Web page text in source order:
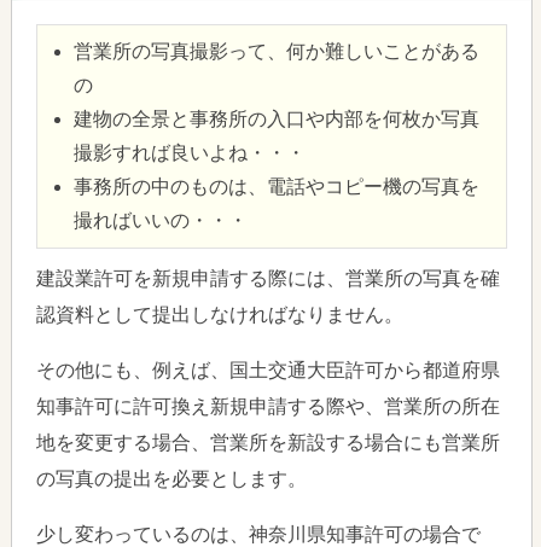
営業所の写真撮影って、何か難しいことがある
の
建物の全景と事務所の入口や内部を何枚か写真
撮影すれば良いよね・・・
事務所の中のものは、電話やコピー機の写真を
撮ればいいの・・・
建設業許可を新規申請する際には、営業所の写真を確
認資料として提出しなければなりません。
その他にも、例えば、国土交通大臣許可から都道府県
知事許可に許可換え新規申請する際や、営業所の所在
地を変更する場合、営業所を新設する場合にも営業所
の写真の提出を必要とします。
少し変わっているのは、神奈川県知事許可の場合で